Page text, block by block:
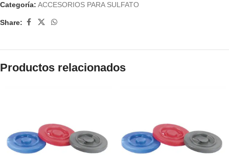
Categoría: ACCESORIOS PARA SULFATO
Share:
Productos relacionados